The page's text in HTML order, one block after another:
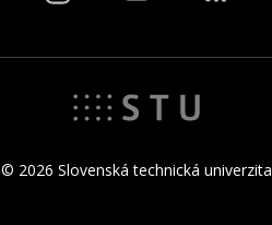
© 2026 Slovenská technická univerzita